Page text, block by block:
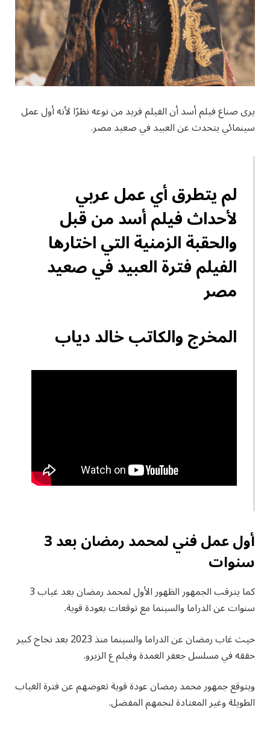
يرى صناع فيلم أسد أن الفيلم فريد من نوعه نظرًا لأنه أول عمل
سينمائي يتحدث عن العبيد في صعيد مصر.
لم يتطرق أي عمل عربي
لأحداث فيلم أسد من قبل
والحقبة الزمنية التي اختارها
الفيلم فترة العبيد في صعيد
مصر
المخرج والكاتب خالد دياب
أول عمل فني لمحمد رمضان بعد 3
سنوات
كما يترقب الجمهور الظهور الأول لمحمد رمضان بعد غياب 3
سنوات عن الدراما والسينما مع توقعات بعودة قوية.
حيث غاب رمضان عن الدراما والسينما منذ 2023 بعد نجاح كبير
حققه في مسلسل جعفر العمدة وفيلم ع الزيرو.
ويتوقع جمهور محمد رمضان عودة قوية تعوضهم عن فترة الغياب
الطويلة وغير المعتادة لنجمهم المفضل.